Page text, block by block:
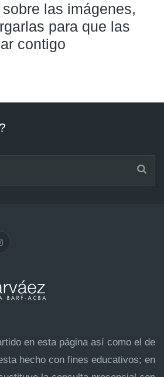
las imágenes,
para que las
contigo
en esta página así como el de
hecho con fines educativos; en